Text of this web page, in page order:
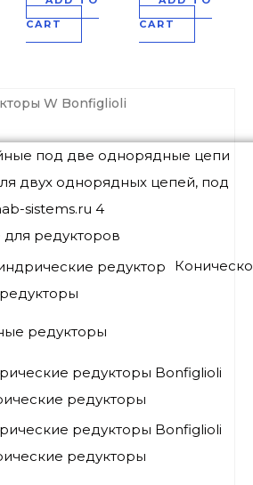
редукторов
редукторы
редукторы
редукторы
CART
CART